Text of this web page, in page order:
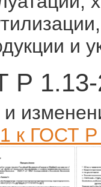
и
Р
к ГОСТ Р